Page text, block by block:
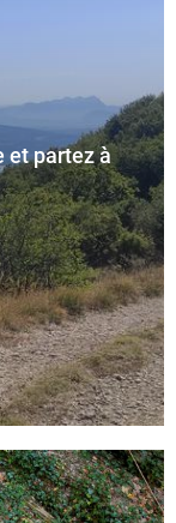
et partez à